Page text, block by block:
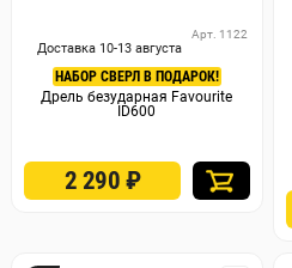
Доставка 10-13 августа
Арт. 1122
НАБОР СВЕРЛ В ПОДАРОК!
Дрель безударная Favourite
ID600
2 290 ₽